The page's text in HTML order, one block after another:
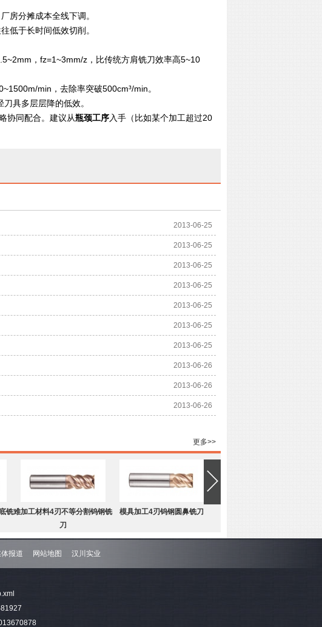
房分摊成本全线下调。
低于长时间低效切削。
~2mm，fz=1~3mm/z，比传统方肩铣刀效率高5~10
min，去除率突破500cm³/min。
具多层层降的低效。
协同配合。建议从瓶颈工序入手（比如某个加工超过20
2013-06-25
2013-06-25
2013-06-25
2013-06-25
2013-06-25
2013-06-25
2013-06-25
2013-06-26
2013-06-26
2013-06-26
更多>>
铣难加工材料4刃不等分割钨钢铣
刀
模具加工4刃钨钢圆鼻铣刀
报道 网站地图 汉川实业